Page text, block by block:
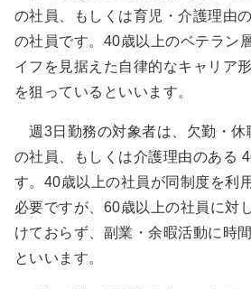
の社員、もしくは育児・介護理由
の社員です。40歳以上のベテラン
イフを見据えた自律的なキャリア
を狙っているといいます。
週3日勤務の対象者は、欠勤・休
の社員、もしくは介護理由のある
す。40歳以上の社員が同制度を利
必要ですが、60歳以上の社員に対
けておらず、副業・余暇活動に時
といいます。